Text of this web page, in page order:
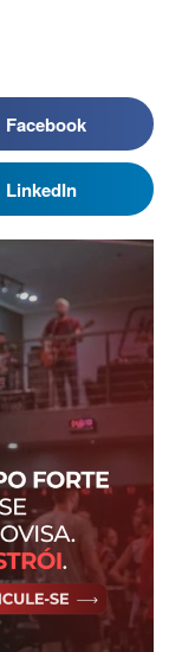
Facebook
LinkedIn